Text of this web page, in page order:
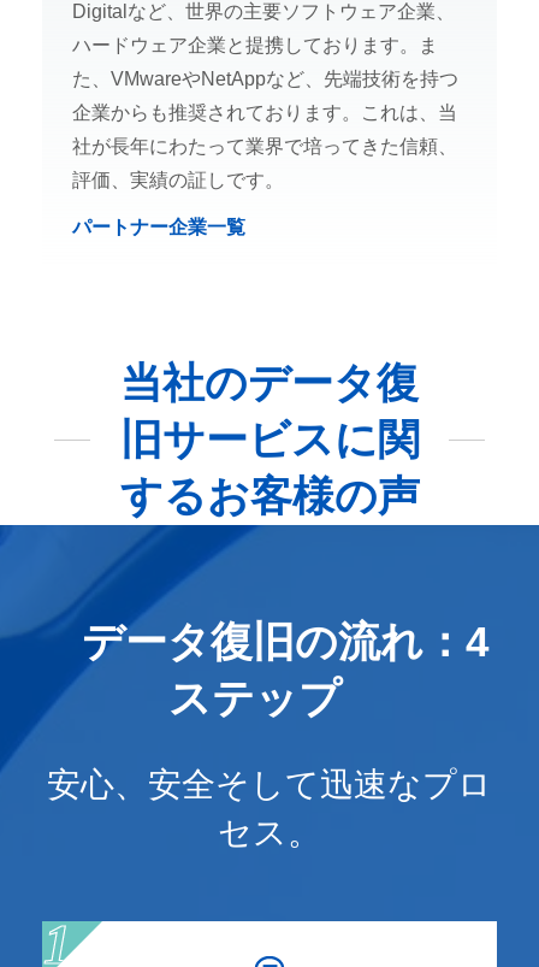
Digitalなど、世界の主要ソフトウェア企業、
ハードウェア企業と提携しております。ま
た、VMwareやNetAppなど、先端技術を持つ
企業からも推奨されております。これは、当
社が長年にわたって業界で培ってきた信頼、
評価、実績の証しです。
パートナー企業一覧
当社のデータ復
旧サービスに関
するお客様の声
データ復旧の流れ：4
ステップ
安心、安全そして迅速なプロ
セス。